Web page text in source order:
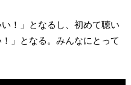
！」となるし、初めて聴い
」となる。みんなにとって